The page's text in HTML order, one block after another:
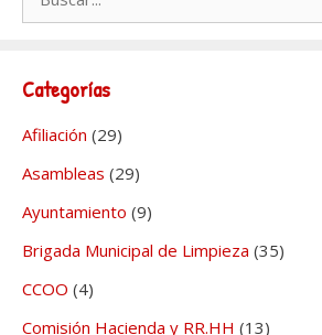
Categorías
Afiliación (29)
Asambleas (29)
Ayuntamiento (9)
Brigada Municipal de Limpieza (35)
CCOO (4)
Comisión Hacienda y RR.HH (13)